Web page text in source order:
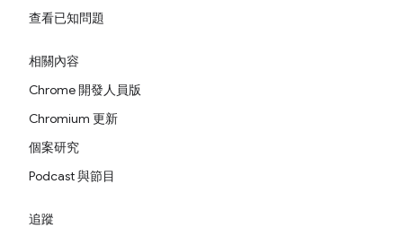
查看已知問題
相關內容
Chrome 開發人員版
Chromium 更新
個案研究
Podcast 與節目
追蹤